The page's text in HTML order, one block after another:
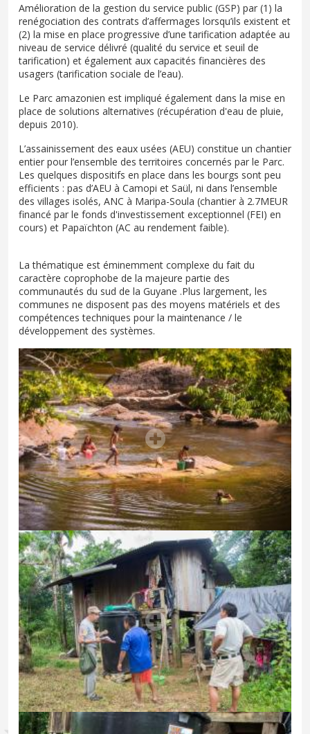
Amélioration de la gestion du service public (GSP) par (1) la
renégociation des contrats d’affermages lorsqu’ils existent et
(2) la mise en place progressive d’une tarification adaptée au
niveau de service délivré (qualité du service et seuil de
tarification) et également aux capacités financières des
usagers (tarification sociale de l’eau).
Le Parc amazonien est impliqué également dans la mise en
place de solutions alternatives (récupération d'eau de pluie,
depuis 2010).
L’assainissement des eaux usées (AEU) constitue un chantier
entier pour l’ensemble des territoires concernés par le Parc.
Les quelques dispositifs en place dans les bourgs sont peu
efficients : pas d’AEU à Camopi et Saül, ni dans l’ensemble
des villages isolés, ANC à Maripa-Soula (chantier à 2.7MEUR
financé par le fonds d'investissement exceptionnel (FEI) en
cours) et Papaïchton (AC au rendement faible).
La thématique est éminemment complexe du fait du
caractère coprophobe de la majeure partie des
communautés du sud de la Guyane .Plus largement, les
communes ne disposent pas des moyens matériels et des
compétences techniques pour la maintenance / le
développement des systèmes.